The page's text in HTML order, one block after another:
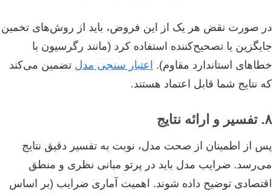
در صورت نقض هر یک از این فروض، باید از روش‌های تخمین
جایگزین یا تصحیح‌کننده استفاده کرد (مانند رگرسیون با
خطاهای استاندارد مقاوم). اعتبار سنجی مدل تضمین می‌کند
که نتایج شما قابل اعتماد هستند.
۸. تفسیر و ارائه نتایج
پس از اطمینان از صحت مدل، نوبت به تفسیر دقیق نتایج
می‌رسد. ضرایب مدل باید در پرتو مبانی نظری و منطق
اقتصادی توضیح داده شوند. اهمیت آماری ضرایب (بر اساس